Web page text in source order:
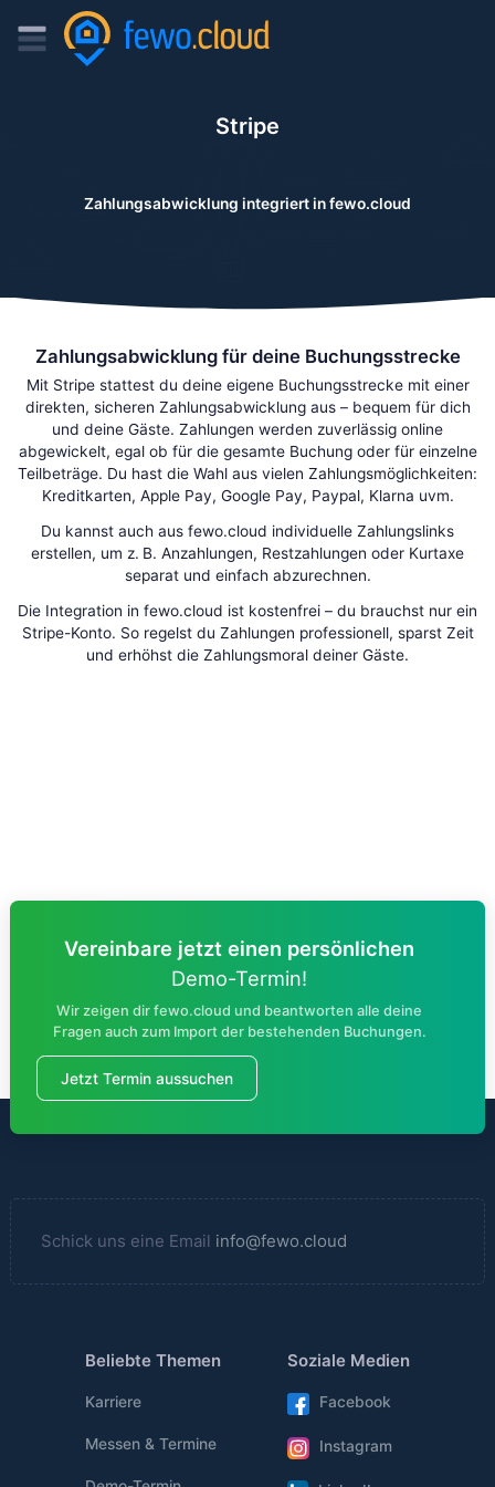
Stripe
Zahlungsabwicklung integriert in fewo.cloud
Zahlungsabwicklung für deine Buchungsstrecke
Mit Stripe stattest du deine eigene Buchungsstrecke mit einer
direkten, sicheren Zahlungsabwicklung aus – bequem für dich
und deine Gäste. Zahlungen werden zuverlässig online
abgewickelt, egal ob für die gesamte Buchung oder für einzelne
Teilbeträge. Du hast die Wahl aus vielen Zahlungsmöglichkeiten:
Kreditkarten, Apple Pay, Google Pay, Paypal, Klarna uvm.
Du kannst auch aus fewo.cloud individuelle Zahlungslinks
erstellen, um z. B. Anzahlungen, Restzahlungen oder Kurtaxe
separat und einfach abzurechnen.
Die Integration in fewo.cloud ist kostenfrei – du brauchst nur ein
Stripe-Konto. So regelst du Zahlungen professionell, sparst Zeit
und erhöhst die Zahlungsmoral deiner Gäste.
Vereinbare jetzt einen persönlichen
Demo-Termin!
Wir zeigen dir fewo.cloud und beantworten alle deine
Fragen auch zum Import der bestehenden Buchungen.
Jetzt Termin aussuchen
Schick uns eine Email info@fewo.cloud
Beliebte Themen
Karriere
Messen & Termine
Soziale Medien
Facebook
Instagram